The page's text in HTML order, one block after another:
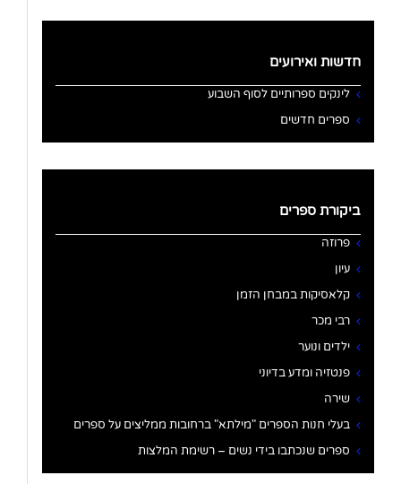
חדשות ואירועים
לינקים ספרותיים לסוף השבוע
ספרים חדשים
ביקורת ספרים
פרוזה
עיון
קלאסיקות במבחן הזמן
רבי מכר
ילדים ונוער
פנטזיה ומדע בדיוני
שירה
בעלי חנות הספרים "מילתא" ברחובות ממליצים על ספרים
ספרים שנכתבו בידי נשים – רשימת המלצות